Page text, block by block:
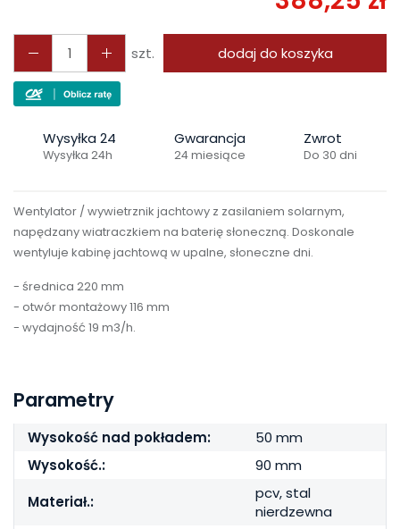
szt. dodaj do koszyka
Wysyłka 24
Wysyłka 24h
Gwarancja
24 miesiące
Zwrot
Do 30 dni
Wentylator / wywietrznik jachtowy z zasilaniem solarnym,
napędzany wiatraczkiem na baterię słoneczną. Doskonale
wentyluje kabinę jachtową w upalne, słoneczne dni.
- średnica 220 mm
- otwór montażowy 116 mm
- wydajność 19 m3/h.
Parametry
Wysokość nad pokładem:
50 mm
Wysokość.:
90 mm
Materiał.:
pcv, stal
nierdzewna